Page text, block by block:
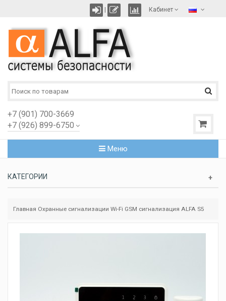
Кабинет
+7 (901) 700-3669
+7 (926) 899-6750
Меню
КАТЕГОРИИ
Главная Охранные сигнализации Wi-Fi GSM сигнализация ALFA S5